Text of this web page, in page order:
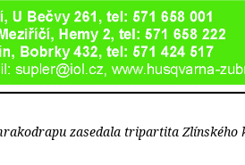
zasedala tripartita Zlínského